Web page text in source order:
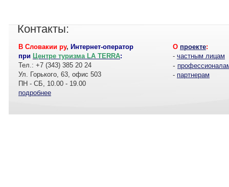
Контакты:
В Словакии ру, Интернет-оператор
при Центре туризма LA TERRA:
Тел.: +7 (343) 385 20 24
Ул. Горького, 63, офис 503
ПН - СБ, 10.00 - 19.00
подробнее
О проекте:
- частным лицам
-
- партнерам